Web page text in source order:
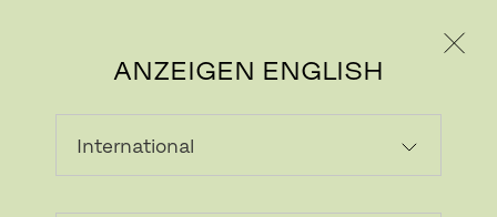
ANZEIGEN ENGLISH